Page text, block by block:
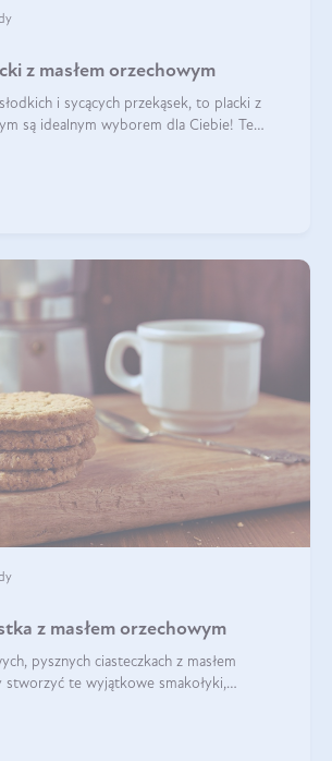
z masłem orzechowym
i sycących przekąsek, to placki z
są idealnym wyborem dla Ciebie! Te
z masłem orzechowym
pysznych ciasteczkach z masłem
stworzyć te wyjątkowe smakołyki,